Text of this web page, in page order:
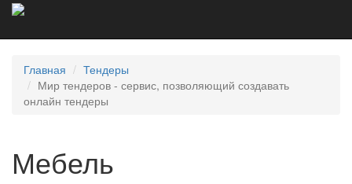
Главная
Тендеры
Мир тендеров - сервис, позволяющий создавать
онлайн тендеры
Мебель